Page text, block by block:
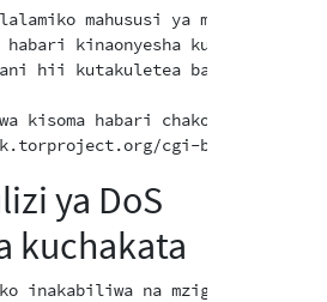
mahususi ya matumizi
habari kinaonyesha kuwa anwani
hii kutakuletea bahati
kisoma habari chako kinasaidia
ya DoS
kuchakata
inakabiliwa na mzigo huu mzito